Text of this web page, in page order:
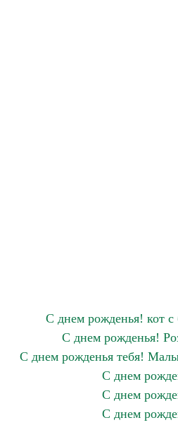
С днем рожденья! кот
С днем рожденья!
С днем рожденья тебя!
С днем
С днем
С днем